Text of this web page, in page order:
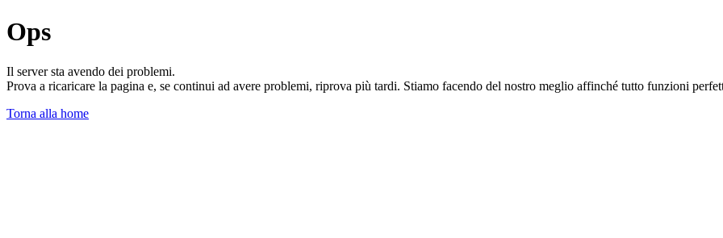
Ops
Il server sta avendo dei problemi.
Prova a ricaricare la pagina e, se continui ad avere problemi, riprova più tardi. Stiamo facendo del nostro meglio affinché tutto funzioni
Torna alla home